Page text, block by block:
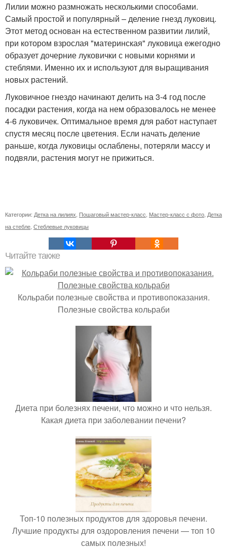
Лилии можно размножать несколькими способами.
Самый простой и популярный – деление гнезд луковиц.
Этот метод основан на естественном развитии лилий,
при котором взрослая "материнская" луковица ежегодно
образует дочерние луковички с новыми корнями и
стеблями. Именно их и используют для выращивания
новых растений.
Луковичное гнездо начинают делить на 3-4 год после
посадки растения, когда на нем образовалось не менее
4-6 луковичек. Оптимальное время для работ наступает
спустя месяц после цветения. Если начать деление
раньше, когда луковицы ослаблены, потеряли массу и
подвяли, растения могут не прижиться.
Категории: Детка на лилиях Пошаговый мастер-класс Мастер-класс с фото Детка
на стебле Стеблевые луковицы
Читайте также
Кольраби полезные свойства и противопоказания.
Полезные свойства кольраби
Диета при болезнях печени, что можно и что нельзя.
Какая диета при заболевании печени?
Топ-10 полезных продуктов для здоровья печени.
Лучшие продукты для оздоровления печени — топ 10
самых полезных!